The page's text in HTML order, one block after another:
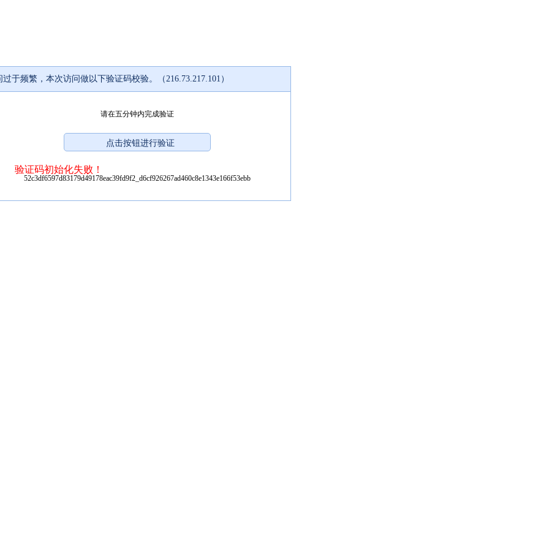
过于频繁，本次访问做以下验证码校验。（216.73.217.101）
请在五分钟内完成验证
验证码初始化失败！
52c3df6597d83179d49178eac39fd9f2_d6cf926267ad460c8e1343e166f53ebb